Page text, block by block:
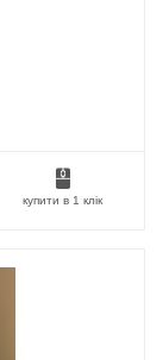
купити в 1 клік